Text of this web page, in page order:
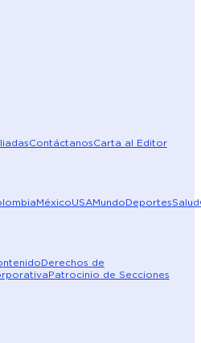
ContáctanosCarta al Editor
MéxicoUSAMundoDeportesSalud
Derechos de
Patrocinio de Secciones